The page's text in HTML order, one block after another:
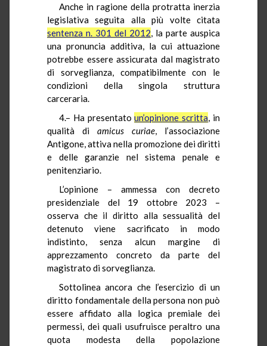
Anche in ragione della protratta inerzia
legislativa seguita alla più volte citata
sentenza n. 301 del 2012, la parte auspica
una pronuncia additiva, la cui attuazione
potrebbe essere assicurata dal magistrato
di sorveglianza, compatibilmente con le
condizioni della singola struttura
carceraria.
4.– Ha presentatoun’opinione scritta, in
qualità di amicus curiae, l’associazione
Antigone, attiva nella promozione dei diritti
e delle garanzie nel sistema penale e
penitenziario.
L’opinione – ammessa con decreto
presidenziale del 19 ottobre 2023 –
osserva che il diritto alla sessualità del
detenuto viene sacrificato in modo
indistinto, senza alcun margine di
apprezzamento concreto da parte del
magistrato di sorveglianza.
Sottolinea ancora che l’esercizio di un
diritto fondamentale della persona non può
essere affidato alla logica premiale dei
permessi, dei quali usufruisce peraltro una
quota modesta della popolazione